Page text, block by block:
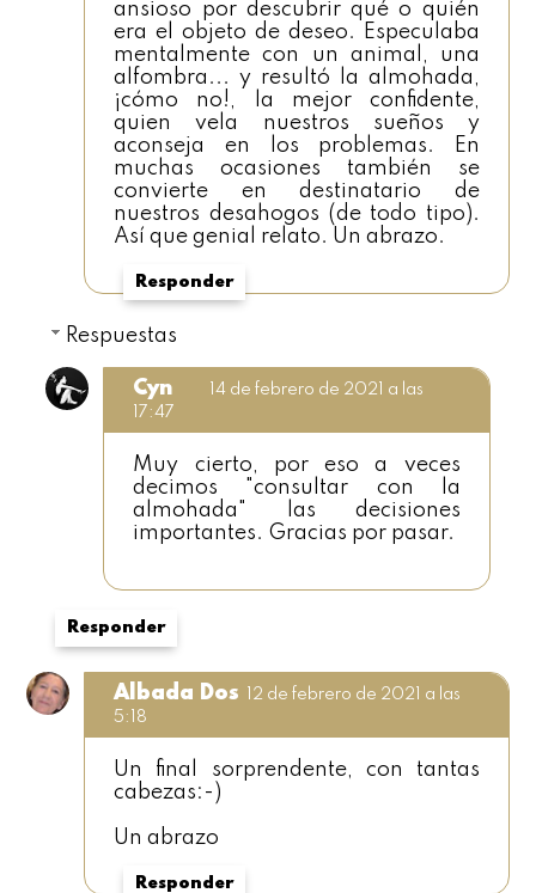
ansioso por descubrir qué o quién
era el objeto de deseo. Especulaba
mentalmente con un animal, una
alfombra... y resultó la almohada,
¡cómo no!, la mejor confidente,
quien vela nuestros sueños y
aconseja en los problemas. En
muchas ocasiones también se
convierte en destinatario de
nuestros desahogos (de todo tipo).
Así que genial relato. Un abrazo.
Responder
Respuestas
Cyn
14 de febrero de 2021 a las
17:47
Muy cierto, por eso a veces
decimos "consultar con la
almohada" las decisiones
importantes. Gracias por pasar.
Responder
Albada Dos
12 de febrero de 2021 a las
5:18
Un final sorprendente, con tantas
cabezas:-)
Un abrazo
Responder